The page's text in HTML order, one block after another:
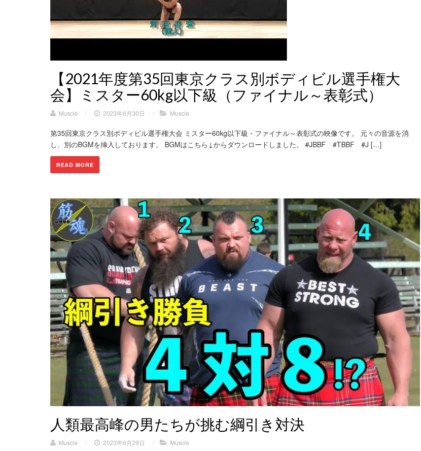
【2021年度第35回東京クラス別ボディビル選手権大
会】ミスター60kg以下級（ファイナル～表彰式）
Muscle / 2023年6月30日 / Muscle
第35回東京クラス別ボディビル選手権大会 ミスター60kg以下級・ファイナル～表彰式の映像です。 元々の音源を消
し、別のBGMを挿入しております。 BGMはこちら↓からダウンロードしました。 #JBBF #TBBF #J […]
READ MORE
人類最高峰の男たちが挑む綱引き対決
Muscle / 2023年6月29日 / Muscle